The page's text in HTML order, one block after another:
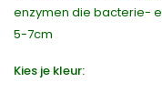
enzymen die bacterie-
5-7cm
Kies je kleur: